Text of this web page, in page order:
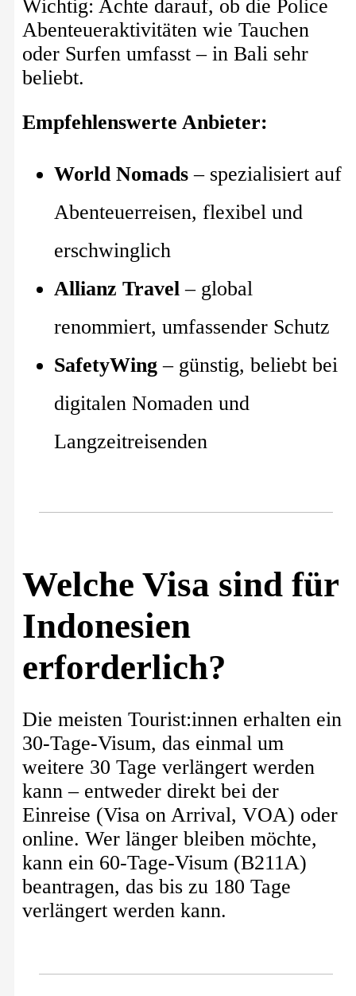
Wichtig: Achte darauf, ob die Police
Abenteueraktivitäten wie Tauchen
oder Surfen umfasst – in Bali sehr
beliebt.
Empfehlenswerte Anbieter:
World Nomads – spezialisiert auf
Abenteuerreisen, flexibel und
erschwinglich
Allianz Travel – global
renommiert, umfassender Schutz
SafetyWing – günstig, beliebt bei
digitalen Nomaden und
Langzeitreisenden
Welche Visa sind für
Indonesien
erforderlich?
Die meisten Tourist:innen erhalten ein
30-Tage-Visum, das einmal um
weitere 30 Tage verlängert werden
kann – entweder direkt bei der
Einreise (Visa on Arrival, VOA) oder
online. Wer länger bleiben möchte,
kann ein 60-Tage-Visum (B211A)
beantragen, das bis zu 180 Tage
verlängert werden kann.